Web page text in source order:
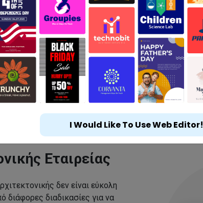
Εταιρείας
δεν είναι εύκολη
διαδικασίες για να
I Would Like To Use Web Editor!